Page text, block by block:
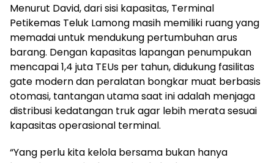
Menurut David, dari sisi kapasitas, Terminal
Petikemas Teluk Lamong masih memiliki ruang yang
memadai untuk mendukung pertumbuhan arus
barang. Dengan kapasitas lapangan penumpukan
mencapai 1,4 juta TEUs per tahun, didukung fasilitas
gate modern dan peralatan bongkar muat berbasis
otomasi, tantangan utama saat ini adalah menjaga
distribusi kedatangan truk agar lebih merata sesuai
kapasitas operasional terminal.
“Yang perlu kita kelola bersama bukan hanya